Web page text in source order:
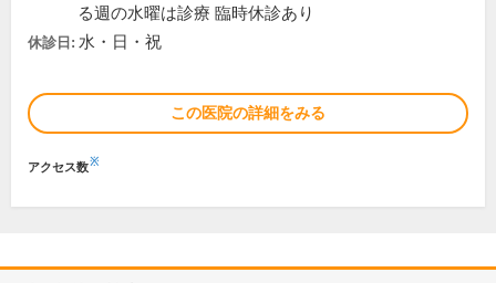
る週の水曜は診療 臨時休診あり
休診日: 水・日・祝
この医院の詳細をみる
アクセス数※